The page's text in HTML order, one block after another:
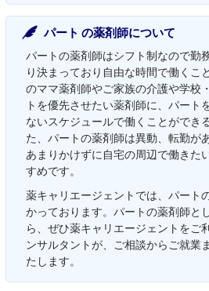
パート の薬剤師について
パートの薬剤師はシフト制なので勤
り決まっており自由な時間で働くこ
のママ薬剤師やご家族の介護や学校
トを優先させたい薬剤師に、パート
ないスケジュールで働くことができ
た、パートの薬剤師は異動、転勤が
あまりかけずに自宅の周辺で働きた
すめです。
薬キャリエージェントでは、パート
かっております。パートの薬剤師と
ら、ぜひ薬キャリエージェントをご
ンサルタントが、ご相談からご就業
たします。